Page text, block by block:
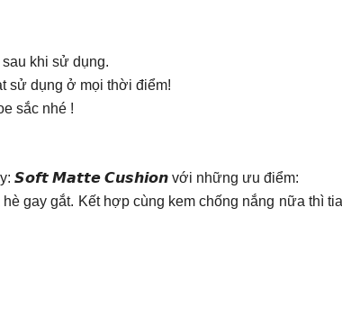
khi sử dụng.
sử dụng ở mọi thời điểm!
sắc nhé !
𝙎𝙤𝙛𝙩 𝙈𝙖𝙩𝙩𝙚 𝘾𝙪𝙨𝙝𝙞𝙤𝙣 với những ưu điểm:
gay gắt. Kết hợp cùng kem chống nắng nữa thì